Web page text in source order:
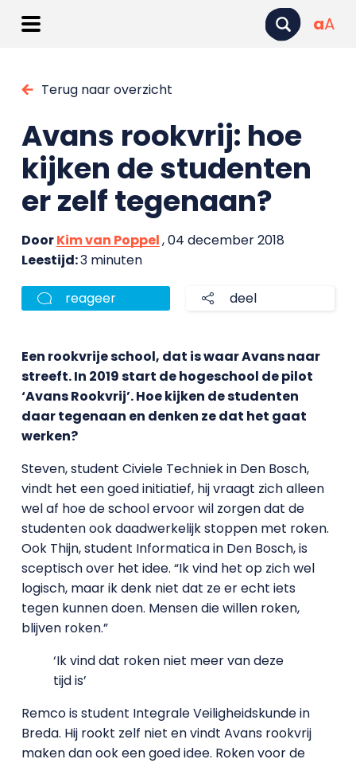
aA
Terug naar overzicht
Avans rookvrij: hoe
kijken de studenten
er zelf tegenaan?
DoorKim van Poppel, 04 december 2018
Leestijd:3 minuten
reageer deel
Een rookvrije school, dat is waar Avans naar
streeft. In 2019 start de hogeschool de pilot
‘Avans Rookvrij’. Hoe kijken de studenten
daar tegenaan en denken ze dat het gaat
werken?
Steven, student Civiele Techniek in Den Bosch,
vindt het een goed initiatief, hij vraagt zich alleen
wel af hoe de school ervoor wil zorgen dat de
studenten ook daadwerkelijk stoppen met roken.
Ook Thijn, student Informatica in Den Bosch, is
sceptisch over het idee. “Ik vind het op zich wel
logisch, maar ik denk niet dat ze er echt iets
tegen kunnen doen. Mensen die willen roken,
blijven roken.”
‘Ik vind dat roken niet meer van deze
tijd is’
Remco is student Integrale Veiligheidskunde in
Breda. Hij rookt zelf niet en vindt Avans rookvrij
maken dan ook een goed idee. Roken voor de